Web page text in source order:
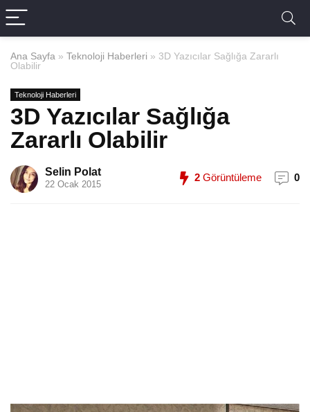
Ana Sayfa » Teknoloji Haberleri » 3D Yazıcılar Sağlığa Zararlı
Olabilir
Teknoloji Haberleri
3D Yazıcılar Sağlığa
Zararlı Olabilir
Selin Polat
22 Ocak 2015
2 Görüntüleme 0